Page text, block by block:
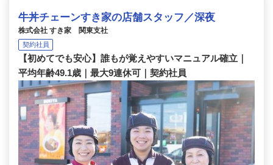
牛丼チェーンすき家の店舗スタッフ／深夜
株式会社 すき家 関東支社
契約社員
【初めてでも安心】誰もが覚えやすいマニュアル確立｜
平均年齢49.1歳｜最大9連休可｜契約社員